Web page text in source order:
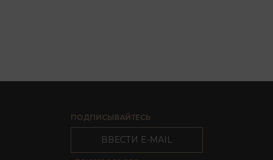
ПОДПИСЫВАЙТЕСЬ
ВВЕСТИ E-MAIL